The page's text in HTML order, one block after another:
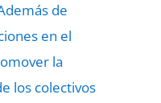
de
en el
la
los colectivos